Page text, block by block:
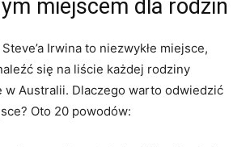
​miejscem dla ⁤rodzin
Irwina to niezwykłe miejsce,
⁢się‌ na liście każdej rodziny
w Australii. Dlaczego warto odwiedzić
Oto 20 powodów: